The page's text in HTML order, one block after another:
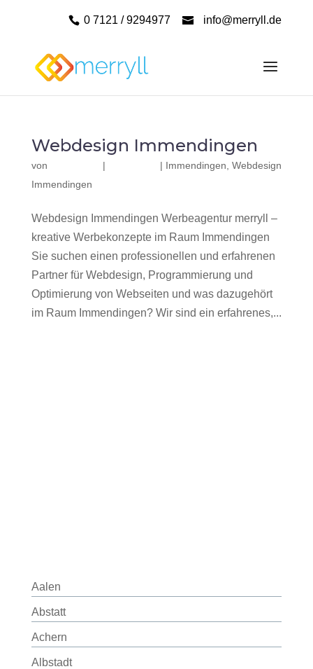
0 7121 / 9294977 info@merryll.de
Webdesign Immendingen
von | | Immendingen Webdesign
Immendingen
Webdesign Immendingen Werbeagentur merryll –
kreative Werbekonzepte im Raum Immendingen
Sie suchen einen professionellen und erfahrenen
Partner für Webdesign, Programmierung und
Optimierung von Webseiten und was dazugehört
im Raum Immendingen? Wir sind ein erfahrenes,...
Aalen
Abstatt
Achern
Albstadt